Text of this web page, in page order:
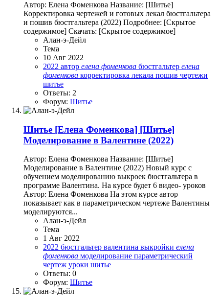
Автор: Елена Фоменкова Название: [Шитье]
Корректировка чертежей и готовых лекал бюстгальтера
и пошив бюстгальтера (2022) Подробнее: [Скрытое
содержимое] Скачать: [Скрытое содержимое]
Алан-э-Дейл
Тема
10 Авг 2022
2022 автор елена фоменкова бюстгальтер елена
фоменкова корректировка лекала пошив чертежи
шитье
Ответы: 2
Форум: Шитье
Шитье [Елена Фоменкова] [Шитье]
Моделирование в Валентине (2022)
Автор: Елена Фоменкова Название: [Шитье]
Моделирование в Валентине (2022) Новый курс с
обучением моделированию выкроек бюстгальтера в
программе Валентина. На курсе будет 6 видео- уроков
Автор: Елена Фоменкова На этом курсе автор
показывает как в параметрическом чертеже Валентины
моделируются...
Алан-э-Дейл
Тема
1 Авг 2022
2022 бюстгальтер валентина выкройки елена
фоменкова моделирование параметрический
чертеж уроки шитье
Ответы: 0
Форум: Шитье